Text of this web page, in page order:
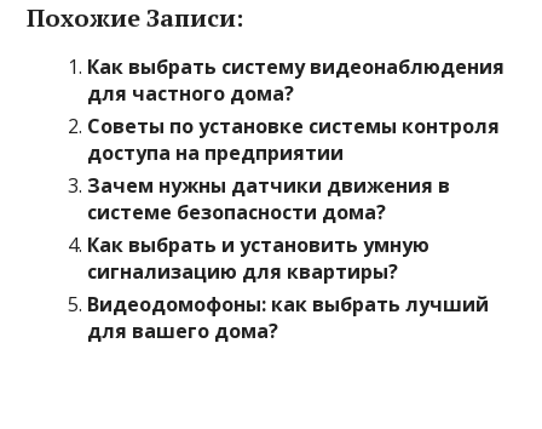
Похожие Записи:
Как выбрать систему видеонаблюдения
для частного дома?
Советы по установке системы контроля
доступа на предприятии
Зачем нужны датчики движения в
системе безопасности дома?
Как выбрать и установить умную
сигнализацию для квартиры?
Видеодомофоны: как выбрать лучший
для вашего дома?